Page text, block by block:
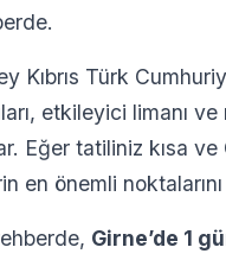
Kıbrıs Türk
etkileyici limanı
Eğer tatiliniz kısa
en önemli
Girne’de 1